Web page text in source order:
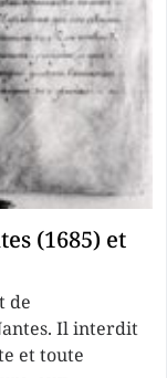
(1685) et
de
Il interdit
et toute